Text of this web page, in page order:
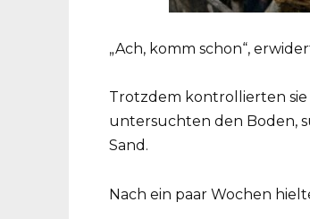
„Ach, komm schon“,
Trotzdem kontrollierten sie
untersuchten den Boden,
Sand.
Nach ein paar Wochen